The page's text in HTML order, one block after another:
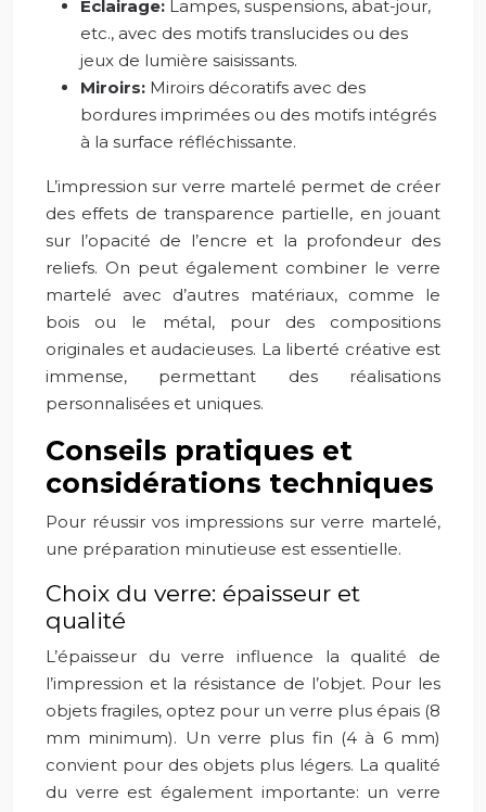
Éclairage:
Lampes, suspensions, abat-jour,
etc., avec des motifs translucides ou des
jeux de lumière saisissants.
Miroirs: Miroirs décoratifs avec des
bordures imprimées ou des motifs intégrés
à la surface réfléchissante.
L’impression sur verre martelé permet de créer
des effets de transparence partielle, en jouant
sur l’opacité de l’encre et la profondeur des
reliefs. On peut également combiner le verre
martelé avec d’autres matériaux, comme le
bois ou le métal, pour des compositions
originales et audacieuses. La liberté créative est
immense, permettant des réalisations
personnalisées et uniques.
Conseils pratiques et
considérations techniques
Pour réussir vos impressions sur verre martelé,
une préparation minutieuse est essentielle.
Choix du verre: épaisseur et
qualité
L’épaisseur du verre influence la qualité de
l’impression et la résistance de l’objet. Pour les
objets fragiles, optez pour un verre plus épais (8
mm minimum). Un verre plus fin (4 à 6 mm)
convient pour des objets plus légers. La qualité
du verre est également importante: un verre